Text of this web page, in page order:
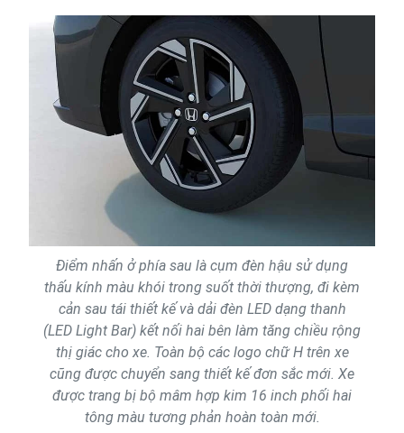
Điểm nhấn ở phía sau là cụm đèn hậu sử dụng
thấu kính màu khói trong suốt thời thượng, đi kèm
cản sau tái thiết kế và dải đèn LED dạng thanh
(LED Light Bar) kết nối hai bên làm tăng chiều rộng
thị giác cho xe. Toàn bộ các logo chữ H trên xe
cũng được chuyển sang thiết kế đơn sắc mới. Xe
được trang bị bộ mâm hợp kim 16 inch phối hai
tông màu tương phản hoàn toàn mới.